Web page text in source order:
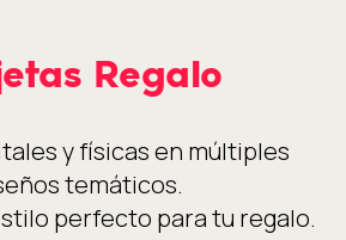
Regalo
y físicas en múltiples
temáticos.
perfecto para tu regalo.